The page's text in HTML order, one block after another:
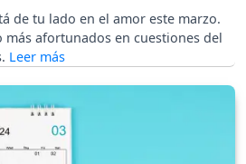
de tu lado en el amor este marzo.
más afortunados en cuestiones del